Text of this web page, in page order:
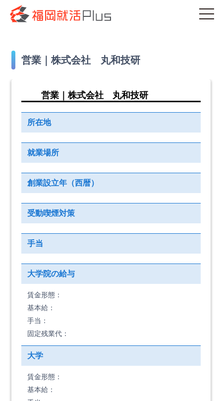
営業｜株式会社 丸和技研
営業｜株式会社 丸和技研
所在地
就業場所
創業設立年（西暦）
受動喫煙対策
手当
大学院の給与
賃金形態：
基本給：
手当：
固定残業代：
大学
賃金形態：
基本給：